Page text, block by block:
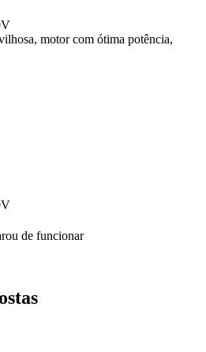
motor com ótima potência,
de funcionar